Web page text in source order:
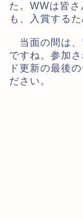
た。WWは皆
も、入賞する
当面の間は、
ですね。参加
ド更新の最後
ださい。